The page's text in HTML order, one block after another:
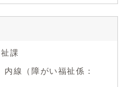
課
線（障がい福祉係：